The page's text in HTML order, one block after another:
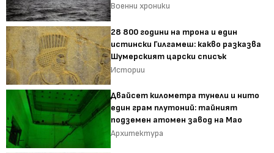
Военни хроники
28 800 години на трона и един
истински Гилгамеш: какво разказва
Шумерският царски списък
Истории
Двайсет километра тунели и нито
един грам плутоний: тайният
подземен атомен завод на Мао
Архитектура